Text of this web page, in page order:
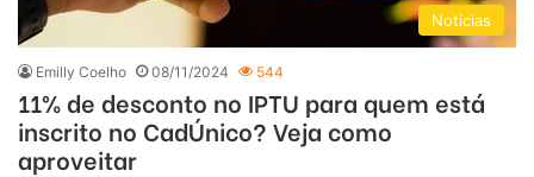
Notícias
Emilly Coelho 08/11/2024 544
11% de desconto no IPTU para quem está
inscrito no CadÚnico? Veja como
aproveitar